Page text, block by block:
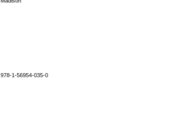
978-1-56954-035-0